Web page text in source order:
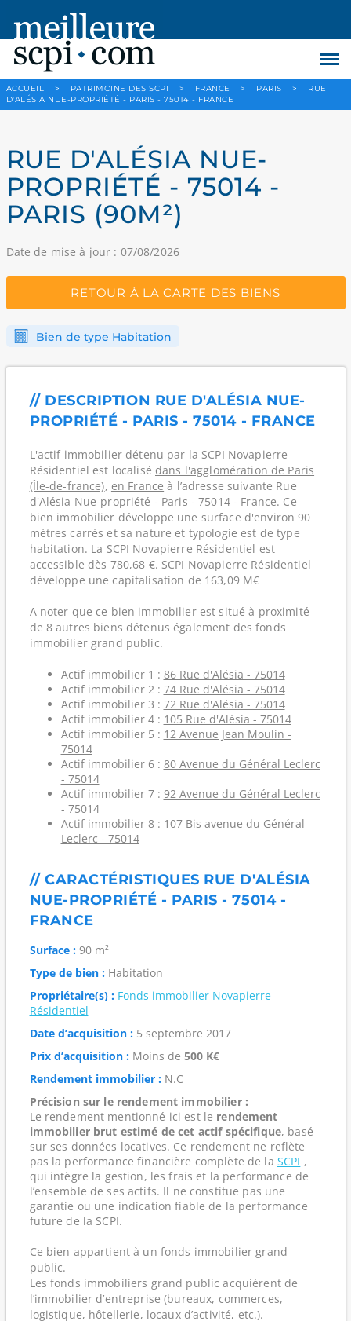
ACCUEIL > PATRIMOINE DES SCPI > FRANCE > PARIS >
RUE
D'ALÉSIA NUE-PROPRIÉTÉ - PARIS - 75014 - FRANCE
RUE D'ALÉSIA NUE-
PROPRIÉTÉ - 75014 -
PARIS (90M²)
Date de mise à jour : 07/08/2026
RETOUR À LA CARTE DES BIENS
Bien de type Habitation
// DESCRIPTION RUE D'ALÉSIA NUE-
PROPRIÉTÉ - PARIS - 75014 - FRANCE
L'actif immobilier détenu par la SCPI Novapierre
Résidentiel est localisé dans l'agglomération de Paris
(Île-de-france), en France à l’adresse suivante Rue
d'Alésia Nue-propriété - Paris - 75014 - France. Ce
bien immobilier développe une surface d'environ 90
mètres carrés et sa nature et typologie est de type
habitation. La SCPI Novapierre Résidentiel est
accessible dès 780,68 €. SCPI Novapierre Résidentiel
développe une capitalisation de 163,09 M€
A noter que ce bien immobilier est situé à proximité
de 8 autres biens détenus également des fonds
immobilier grand public.
Actif immobilier 1 : 86 Rue d'Alésia - 75014
Actif immobilier 2 : 74 Rue d'Alésia - 75014
Actif immobilier 3 : 72 Rue d'Alésia - 75014
Actif immobilier 4 : 105 Rue d'Alésia - 75014
Actif immobilier 5 : 12 Avenue Jean Moulin -
75014
Actif immobilier 6 : 80 Avenue du Général Leclerc
- 75014
Actif immobilier 7 : 92 Avenue du Général Leclerc
- 75014
Actif immobilier 8 : 107 Bis avenue du Général
Leclerc - 75014
// CARACTÉRISTIQUES RUE D'ALÉSIA
NUE-PROPRIÉTÉ - PARIS - 75014 -
FRANCE
Surface :90 m²
Type de bien :Habitation
Propriétaire(s) : Fonds immobilier Novapierre
Résidentiel
Date d’acquisition :5 septembre 2017
Prix d’acquisition :Moins de 500 K€
Rendement immobilier :N.C
Précision sur le rendement immobilier :
Le rendement mentionné ici est le rendement
immobilier brut estimé de cet actif spécifique, basé
sur ses données locatives. Ce rendement ne reflète
pas la performance financière complète de la SCPI ,
qui intègre la gestion, les frais et la performance de
l’ensemble de ses actifs. Il ne constitue pas une
garantie ou une indication fiable de la performance
future de la SCPI.
Ce bien appartient à un fonds immobilier grand
public.
Les fonds immobiliers grand public acquièrent de
l’immobilier d’entreprise (bureaux, commerces,
logistique, hôtellerie, locaux d’activité, etc.).